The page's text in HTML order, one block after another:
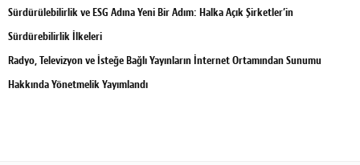
Sürdürülebilirlik ve ESG Adına Yeni Bir Adım: Halka Açık Şirketler’in
Sürdürebilirlik İlkeleri
Radyo, Televizyon ve İsteğe Bağlı Yayınların İnternet Ortamından Sunumu
Hakkında Yönetmelik Yayımlandı